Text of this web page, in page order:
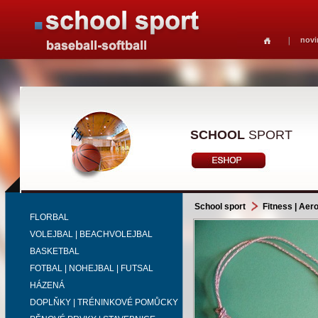
SCHOOL SPORT
FLORBAL
VOLEJBAL | BEACHVOLEJBAL
BASKETBAL
FOTBAL | NOHEJBAL | FUTSAL
HÁZENÁ
DOPLŇKY | TRÉNINKOVÉ POMŮCKY
School sport Fitness |